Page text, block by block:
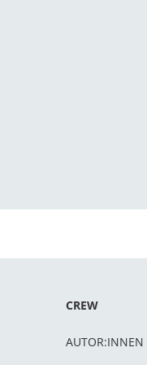
CREW
AUTOR:INNEN